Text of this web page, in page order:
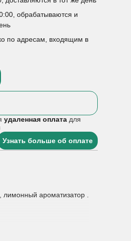
обрабатываются и
по адресам, входящим в
удаленная оплата для
Узнать больше об оплате
ароматизатор .